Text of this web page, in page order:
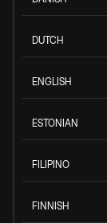
DUTCH
ENGLISH
ESTONIAN
FILIPINO
FINNISH